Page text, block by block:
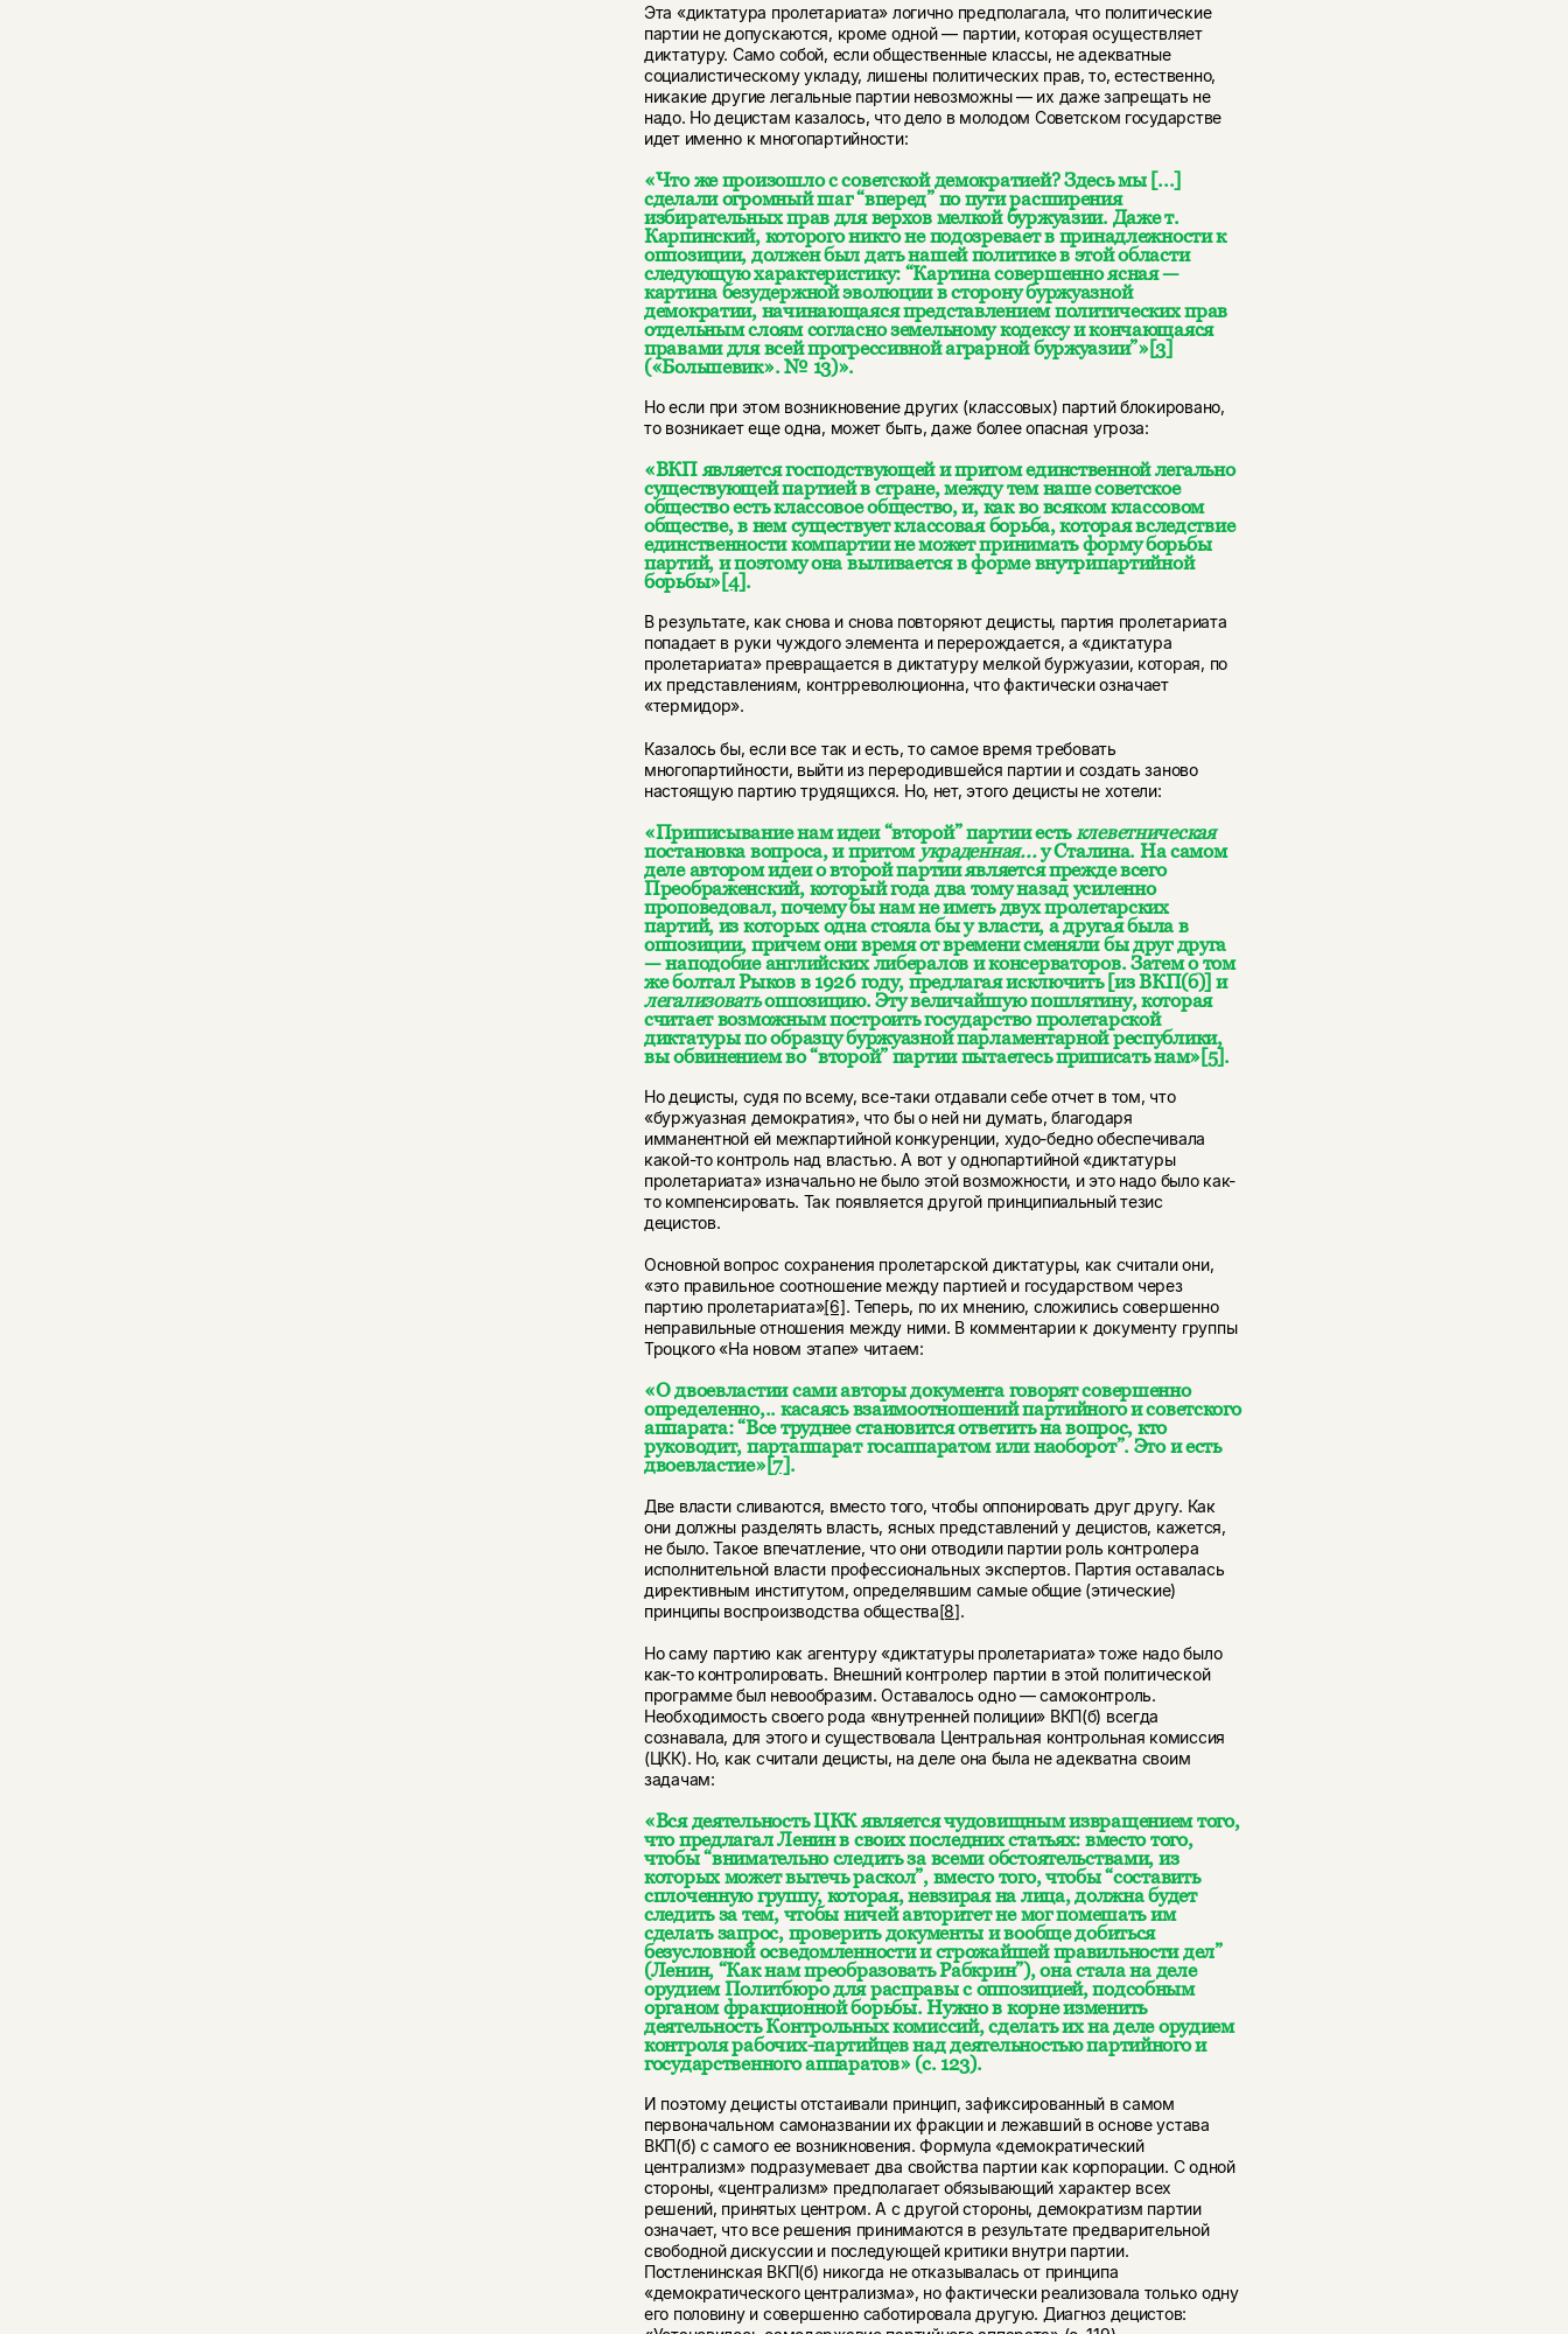
Эта «диктатура пролетариата» логично предполагала, что политические
партии не допускаются, кроме одной — партии, которая осуществляет
диктатуру. Само собой, если общественные классы, не адекватные
социалистическому укладу, лишены политических прав, то, естественно,
никакие другие легальные партии невозможны — их даже запрещать не
надо. Но децистам казалось, что дело в молодом Советском государстве
идет именно к многопартийности:
«Что же произошло с советской демократией? Здесь мы [...]
сделали огромный шаг “вперед” по пути расширения
избирательных прав для верхов мелкой буржуазии. Даже т.
Карпинский, которого никто не подозревает в принадлежности к
оппозиции, должен был дать нашей политике в этой области
следующую характеристику: “Картина совершенно ясная —
картина безудержной эволюции в сторону буржуазной
демократии, начинающаяся представлением политических прав
отдельным слоям согласно земельному кодексу и кончающаяся
правами для всей прогрессивной аграрной буржуазии”»[3]
(«Большевик». № 13)».
Но если при этом возникновение других (классовых) партий блокировано,
то возникает еще одна, может быть, даже более опасная угроза:
«ВКП является господствующей и притом единственной легально
существующей партией в стране, между тем наше советское
общество есть классовое общество, и, как во всяком классовом
обществе, в нем существует классовая борьба, которая вследствие
единственности компартии не может принимать форму борьбы
партий, и поэтому она выливается в форме внутрипартийной
борьбы» [4].
В результате, как снова и снова повторяют децисты, партия пролетариата
попадает в руки чуждого элемента и перерождается, а «диктатура
пролетариата» превращается в диктатуру мелкой буржуазии, которая, по
их представлениям, контрреволюционна, что фактически означает
«термидор».
Казалось бы, если все так и есть, то самое время требовать
многопартийности, выйти из переродившейся партии и создать заново
настоящую партию трудящихся. Но, нет, этого децисты не хотели:
«Приписывание нам идеи “второй” партии есть клеветническая
постановка вопроса, и притом украденная...у Сталина. На самом
деле автором идеи о второй партии является прежде всего
Преображенский, который года два тому назад усиленно
проповедовал, почему бы нам не иметь двух пролетарских
партий, из которых одна стояла бы у власти, а другая была в
оппозиции, причем они время от времени сменяли бы друг друга
— наподобие английских либералов и консерваторов. Затем о том
же болтал Рыков в 1926 году, предлагая исключить [из ВКП(б)] и
легализоватьоппозицию. Эту величайшую пошлятину, которая
считает возможным построить государство пролетарской
диктатуры по образцу буржуазной парламентарной республики,
вы обвинением во “второй” партии пытаетесь приписать нам»[5].
Но децисты, судя по всему, все-таки отдавали себе отчет в том, что
«буржуазная демократия», что бы о ней ни думать, благодаря
имманентной ей межпартийной конкуренции, худо-бедно обеспечивала
какой-то контроль над властью. А вот у однопартийной «диктатуры
пролетариата» изначально не было этой возможности, и это надо было как-
то компенсировать. Так появляется другой принципиальный тезис
децистов.
Основной вопрос сохранения пролетарской диктатуры, как считали они,
«это правильное соотношение между партией и государством через
партию пролетариата»[6]. Теперь, по их мнению, сложились совершенно
неправильные отношения между ними. В комментарии к документу группы
Троцкого «На новом этапе» читаем:
«О двоевластии сами авторы документа говорят совершенно
определенно,.. касаясь взаимоотношений партийного и советского
аппарата: “Все труднее становится ответить на вопрос, кто
руководит, партаппарат госаппаратом или наоборот”. Это и есть
двоевластие»[7].
Две власти сливаются, вместо того, чтобы оппонировать друг другу. Как
они должны разделять власть, ясных представлений у децистов, кажется,
не было. Такое впечатление, что они отводили партии роль контролера
исполнительной власти профессиональных экспертов. Партия оставалась
директивным институтом, определявшим самые общие (этические)
принципы воспроизводства общества[8].
Но саму партию как агентуру «диктатуры пролетариата» тоже надо было
как-то контролировать. Внешний контролер партии в этой политической
программе был невообразим. Оставалось одно — самоконтроль.
Необходимость своего рода «внутренней полиции» ВКП(б) всегда
сознавала, для этого и существовала Центральная контрольная комиссия
(ЦКК). Но, как считали децисты, на деле она была не адекватна своим
задачам:
«Вся деятельность ЦКК является чудовищным извращением того,
что предлагал Ленин в своих последних статьях: вместо того,
чтобы “внимательно следить за всеми обстоятельствами, из
которых может вытечь раскол”, вместо того, чтобы “составить
сплоченную группу, которая, невзирая на лица, должна будет
следить за тем, чтобы ничей авторитет не мог помешать им
сделать запрос, проверить документы и вообще добиться
безусловной осведомленности и строжайшей правильности дел”
(Ленин, “Как нам преобразовать Рабкрин”), она стала на деле
орудием Политбюро для расправы с оппозицией, подсобным
органом фракционной борьбы. Нужно в корне изменить
деятельность Контрольных комиссий, сделать их на деле орудием
контроля рабочих-партийцев над деятельностью партийного и
государственного аппаратов» (с. 123).
И поэтому децисты отстаивали принцип, зафиксированный в самом
первоначальном самоназвании их фракции и лежавший в основе устава
ВКП(б) с самого ее возникновения. Формула «демократический
централизм» подразумевает два свойства партии как корпорации. С одной
стороны, «централизм» предполагает обязывающий характер всех
решений, принятых центром. А с другой стороны, демократизм партии
означает, что все решения принимаются в результате предварительной
свободной дискуссии и последующей критики внутри партии.
Постленинская ВКП(б) никогда не отказывалась от принципа
«демократического централизма», но фактически реализовала только одну
его половину и совершенно саботировала другую. Диагноз децистов: